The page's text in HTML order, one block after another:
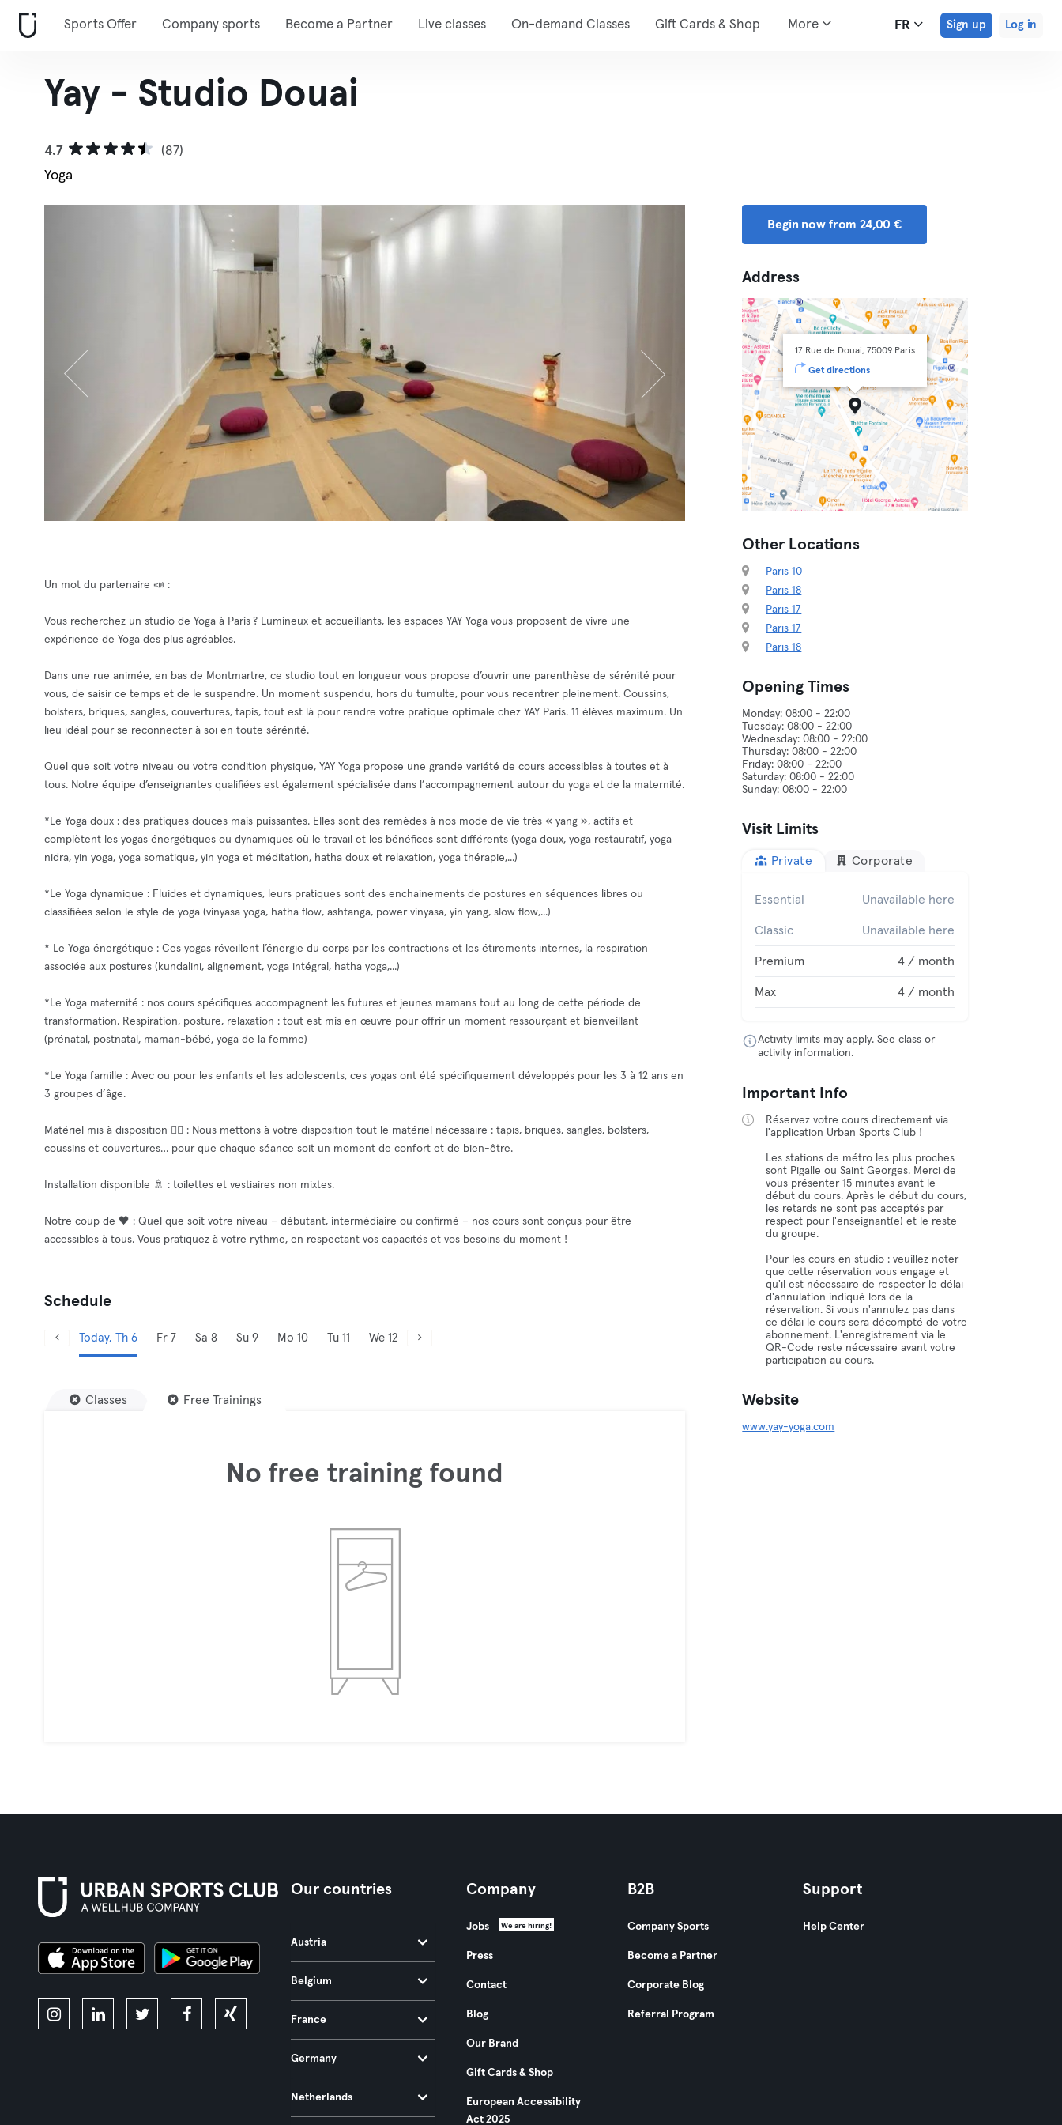
Sports Offer Company sports Become a Partner Live classes On-demand Classes Gift Cards & Shop More FR Sign up Log in
Yay - Studio Douai
4.7
(87)
Yoga
Un mot du partenaire 📣 :
Vous recherchez un studio de Yoga à Paris ? Lumineux et accueillants, les espaces YAY Yoga vous proposent de vivre une
expérience de Yoga des plus agréables.
Dans une rue animée, en bas de Montmartre, ce studio tout en longueur vous propose d’ouvrir une parenthèse de sérénité pour
vous, de saisir ce temps et de le suspendre. Un moment suspendu, hors du tumulte, pour vous recentrer pleinement. Coussins,
bolsters, briques, sangles, couvertures, tapis, tout est là pour rendre votre pratique optimale chez YAY Paris. 11 élèves maximum. Un
lieu idéal pour se reconnecter à soi en toute sérénité.
Quel que soit votre niveau ou votre condition physique, YAY Yoga propose une grande variété de cours accessibles à toutes et à
tous. Notre équipe d’enseignantes qualifiées est également spécialisée dans l’accompagnement autour du yoga et de la maternité.
*Le Yoga doux : des pratiques douces mais puissantes. Elles sont des remèdes à nos mode de vie très « yang », actifs et
complètent les yogas énergétiques ou dynamiques où le travail et les bénéfices sont différents (yoga doux, yoga restauratif, yoga
nidra, yin yoga, yoga somatique, yin yoga et méditation, hatha doux et relaxation, yoga thérapie,...)
*Le Yoga dynamique : Fluides et dynamiques, leurs pratiques sont des enchainements de postures en séquences libres ou
classifiées selon le style de yoga (vinyasa yoga, hatha flow, ashtanga, power vinyasa, yin yang, slow flow,...)
* Le Yoga énergétique : Ces yogas réveillent l’énergie du corps par les contractions et les étirements internes, la respiration
associée aux postures (kundalini, alignement, yoga intégral, hatha yoga,...)
*Le Yoga maternité : nos cours spécifiques accompagnent les futures et jeunes mamans tout au long de cette période de
transformation. Respiration, posture, relaxation : tout est mis en œuvre pour offrir un moment ressourçant et bienveillant
(prénatal, postnatal, maman-bébé, yoga de la femme)
*Le Yoga famille : Avec ou pour les enfants et les adolescents, ces yogas ont été spécifiquement développés pour les 3 à 12 ans en
3 groupes d’âge.
Matériel mis à disposition 🧘‍♂️ : Nous mettons à votre disposition tout le matériel nécessaire : tapis, briques, sangles, bolsters,
coussins et couvertures… pour que chaque séance soit un moment de confort et de bien-être.
Installation disponible 🚿 : toilettes et vestiaires non mixtes.
Notre coup de 🖤 : Quel que soit votre niveau – débutant, intermédiaire ou confirmé – nos cours sont conçus pour être
accessibles à tous. Vous pratiquez à votre rythme, en respectant vos capacités et vos besoins du moment !
Schedule
Today, Th 6 Fr 7 Sa 8 Su 9 Mo 10 Tu 11 We 12
Classes Free Trainings
No free training found
Begin now from 24,00 €
Address
17 Rue de Douai, 75009 Paris
Get directions
Other Locations
Paris 10
Paris 18
Paris 17
Paris 17
Paris 18
Opening Times
Monday: 08:00 - 22:00
Tuesday: 08:00 - 22:00
Wednesday: 08:00 - 22:00
Thursday: 08:00 - 22:00
Friday: 08:00 - 22:00
Saturday: 08:00 - 22:00
Visit Limits
Private Corporate
Essential Unavailable here
Classic Unavailable here
Premium 4 / month
Max 4 / month
Activity limits may apply. See class or
activity information.
Important Info
Réservez votre cours directement via
l'application Urban Sports Club !
Les stations de métro les plus proches
sont Pigalle ou Saint Georges. Merci de
vous présenter 15 minutes avant le
début du cours. Après le début du cours,
les retards ne sont pas acceptés par
respect pour l'enseignant(e) et le reste
du groupe.
Pour les cours en studio : veuillez noter
que cette réservation vous engage et
qu'il est nécessaire de respecter le délai
d'annulation indiqué lors de la
réservation. Si vous n'annulez pas dans
ce délai le cours sera décompté de votre
abonnement. L'enregistrement via le
QR-Code reste nécessaire avant votre
participation au cours.
Website
www.yay-yoga.com
Our countries
Austria
Belgium
France
Germany
Netherlands
Company
Jobs We are hiring!
Press
Contact
Blog
Our Brand
Gift Cards & Shop
European Accessibility
Act 2025
B2B
Company Sports
Become a Partner
Corporate Blog
Referral Program
Support
Help Center